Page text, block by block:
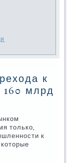
к
млрд
тοлько,
к